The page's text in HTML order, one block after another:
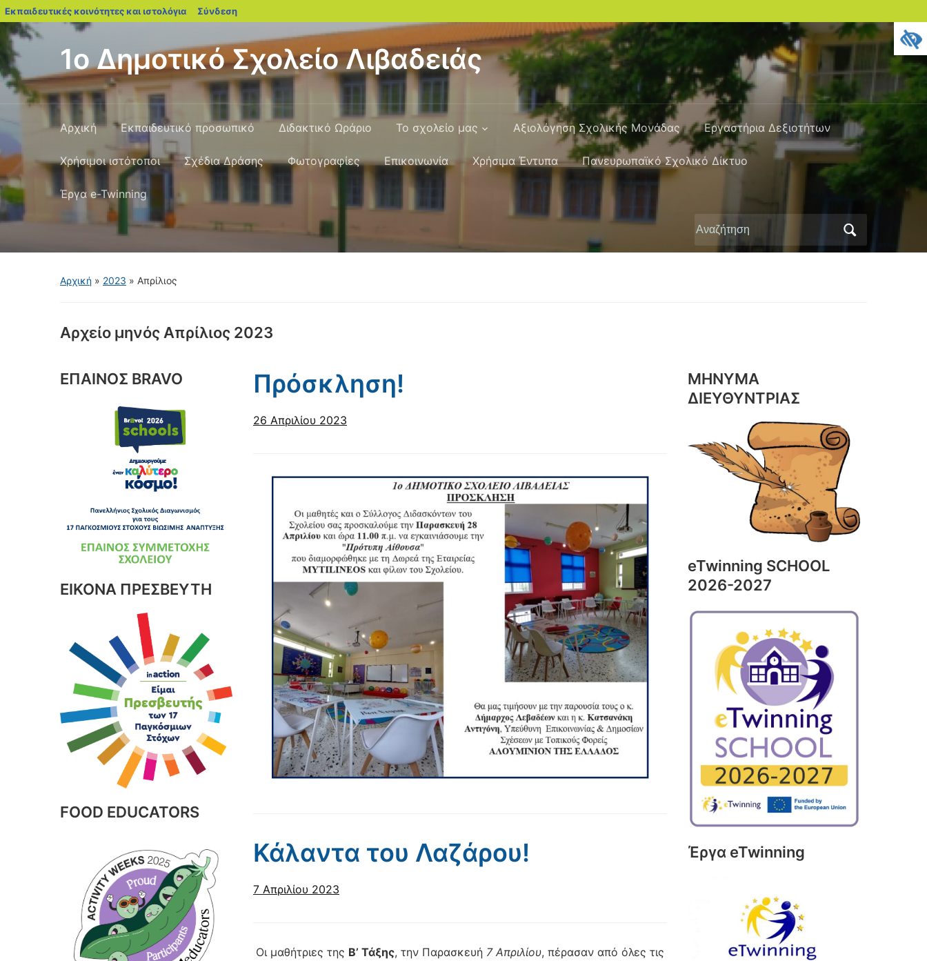
Εκπαιδευτικές κοινότητες και ιστολόγια blogs.sch.gr
Σύνδεση
1ο Δημοτικό Σχολείο Λιβαδειάς
Αρχική Εκπαιδευτικό προσωπικό Διδακτικό Ωράριο Το σχολείο μας Αξιολόγηση Σχολικής Μονάδας Εργαστήρια Δεξιοτήτων
Χρήσιμοι ιστότοποι Σχέδια Δράσης Φωτογραφίες Επικοινωνία Χρήσιμα Έντυπα Πανευρωπαϊκό Σχολικό Δίκτυο
Έργα e-Twinning
Αναζήτηση
για:
Αρχική » 2023 » Απρίλιος
Αρχείο μηνός Απρίλιος 2023
ΕΠΑΙΝΟΣ BRAVO
ΕΙΚΟΝΑ ΠΡΕΣΒΕΥΤΗ
FOOD EDUCATORS
Πρόσκληση!
26 Απριλίου 2023
Κάλαντα του Λαζάρου!
7 Απριλίου 2023
Οι μαθήτριες της Β’ Τάξης, την Παρασκευή 7 Απριλίου, πέρασαν από όλες τις
ΜΗΝΥΜΑ
ΔΙΕΥΘΥΝΤΡΙΑΣ
eTwinning SCHOOL
2026-2027
Έργα eTwinning